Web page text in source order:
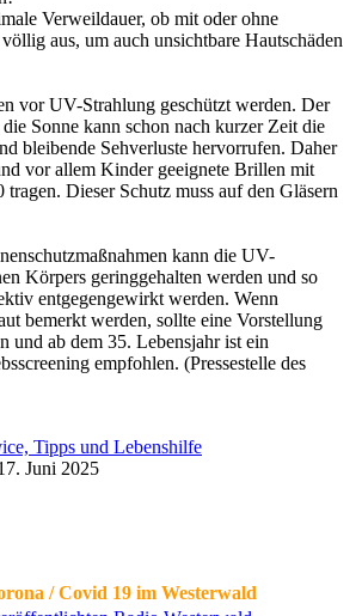
Verweildauer, ob mit oder ohne
aus, um auch unsichtbare Hautschäden
vor UV-Strahlung geschützt werden. Der
Sonne kann schon nach kurzer Zeit die
bleibende Sehverluste hervorrufen. Daher
vor allem Kinder geeignete Brillen mit
Dieser Schutz muss auf den Gläsern
kann die UV-
Körpers geringgehalten werden und so
entgegengewirkt werden. Wenn
bemerkt werden, sollte eine Vorstellung
und ab dem 35. Lebensjahr ist ein
empfohlen. (Pressestelle des
Tipps und Lebenshilfe
Juni 2025
/ Covid 19 im Westerwald